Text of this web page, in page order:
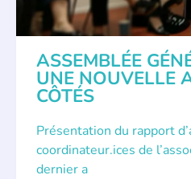
ASSEMBLÉE
UNE NOUVELLE
CÔTÉS
Présentation du rapport
coordinateur.ices de
dernier a